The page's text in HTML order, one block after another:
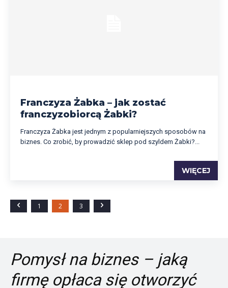
Franczyza Żabka – jak zostać
franczyzobiorcą Żabki?
Franczyza Żabka jest jednym z popularniejszych sposobów na
biznes. Co zrobić, by prowadzić sklep pod szyldem Żabki?...
WIĘCEJ
1 2 3
Pomysł na biznes – jaką
firmę opłaca się otworzyć